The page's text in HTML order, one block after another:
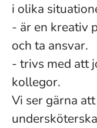
i olika
- är en kreativ
och ta ansvar.
- trivs med att
kollegor.
Vi ser gärna